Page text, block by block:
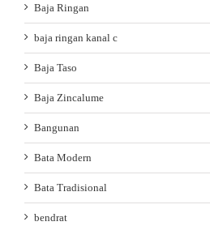
Baja Ringan
baja ringan kanal c
Baja Taso
Baja Zincalume
Bangunan
Bata Modern
Bata Tradisional
bendrat